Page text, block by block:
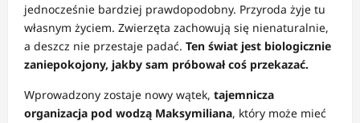
jednocześnie bardziej prawdopodobny. Przyroda żyje tu
własnym życiem. Zwierzęta zachowują się nienaturalnie,
a deszcz nie przestaje padać. Ten świat jest biologicznie
zaniepokojony, jakby sam próbował coś przekazać.
Wprowadzony zostaje nowy wątek, tajemnicza
organizacja pod wodzą Maksymiliana, który może mieć